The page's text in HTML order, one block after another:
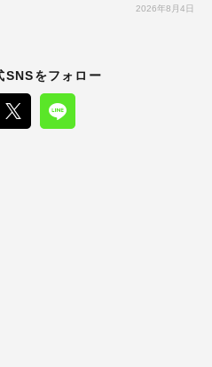
2026年8月4日
SNSをフォロー